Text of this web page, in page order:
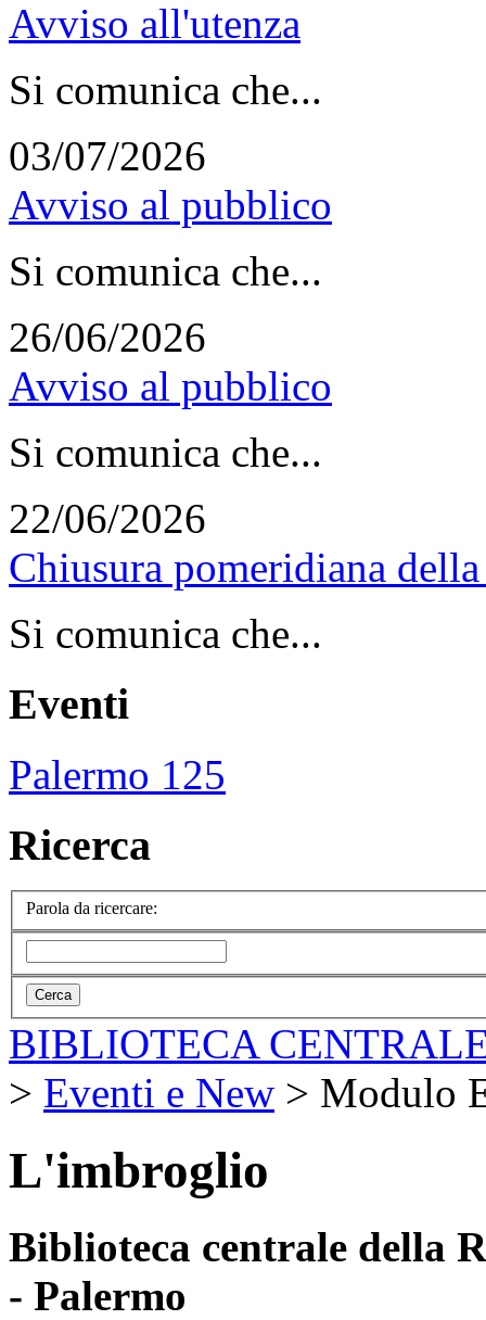
Avviso all'utenza
Si comunica che...
03/07/2026
Avviso al pubblico
Si comunica che...
26/06/2026
Avviso al pubblico
Si comunica che...
22/06/2026
Chiusura pomeridiana
Si comunica che...
Eventi
Palermo 125
Ricerca
Parola da ricercare:
BIBLIOTECA
> Eventi e New > Modulo
L'imbroglio
Biblioteca centrale della
- Palermo